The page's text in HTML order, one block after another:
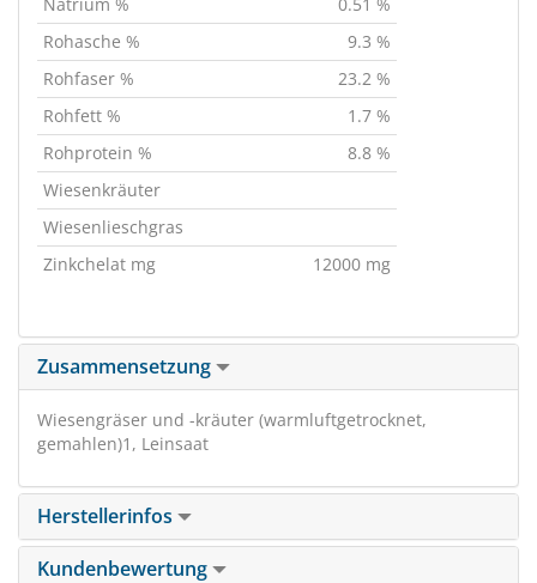
Rohasche %
9.3 %
Rohfaser %
23.2 %
Rohfett %
1.7 %
Rohprotein %
8.8 %
Wiesenkräuter
Wiesenlieschgras
Zinkchelat mg
12000 mg
Zusammensetzung
Wiesengräser und -kräuter (warmluftgetrocknet,
gemahlen)1, Leinsaat
Herstellerinfos
Kundenbewertung